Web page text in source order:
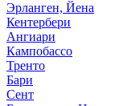
Эрланген, Йена
Кентербери
Ангиари
Кампобассо
Тренто
Бари
Сент